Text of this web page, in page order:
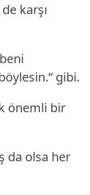
karşı
gibi.
önemli bir
da olsa her